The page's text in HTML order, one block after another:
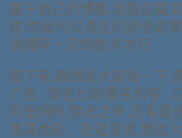
属于自己的博客,请看这篇
样,你就可以真正的完全的
该拥有一定的技术才行.
接下来,我想给大家说一下,
广告, 现在比较著名的有
阿里妈妈,除此之外,还有其
等其他的, 在这里呢,我给